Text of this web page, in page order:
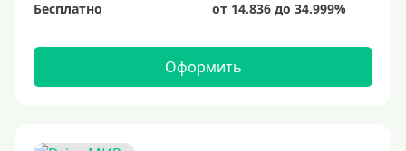
Бесплатно
Оформить